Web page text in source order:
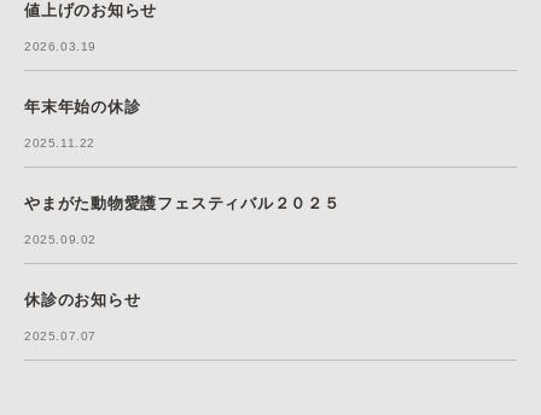
値上げのお知らせ
2026.03.19
年末年始の休診
2025.11.22
やまがた動物愛護フェスティバル２０２５
2025.09.02
休診のお知らせ
2025.07.07